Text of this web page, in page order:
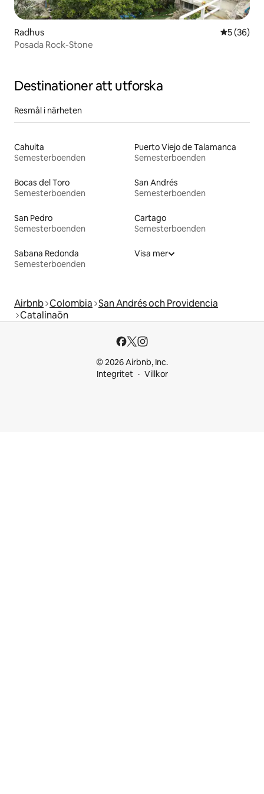
Radhus 5 av 5 i
5 (36)
Posada Rock-Stone
Destinationer att utforska
Resmål i närheten
Cahuita
Semesterboenden
Puerto Viejo de Talamanca
Semesterboenden
Bocas del Toro
Semesterboenden
San Andrés
Semesterboenden
San Pedro
Semesterboenden
Cartago
Semesterboenden
Sabana Redonda
Semesterboenden
Visa mer
Airbnb Colombia San Andrés och Providencia
Catalinaön
© 2026 Airbnb, Inc.
Integritet
Villkor